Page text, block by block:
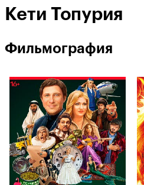
Кети Топурия
Фильмография